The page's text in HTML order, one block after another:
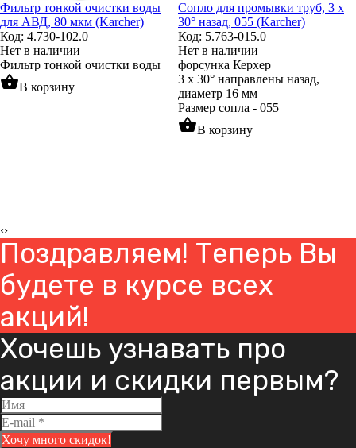
Фильтр тонкой очистки воды
для АВД, 80 мкм (Karcher)
Код: 4.730-102.0
Нет в наличии
Фильтр тонкой очистки воды
shopping_basketВ корзину
Сопло для промывки труб, 3 x
30° назад, 055 (Karcher)
Код: 5.763-015.0
Нет в наличии
форсунка Керхер
3 x 30° направлены назад,
диаметр 16 мм
Размер сопла - 055
shopping_basketВ корзину
‹›
Поздравляем! Теперь Вы
будете в курсе всех
акций!
Хочешь узнавать про
акции и скидки первым?